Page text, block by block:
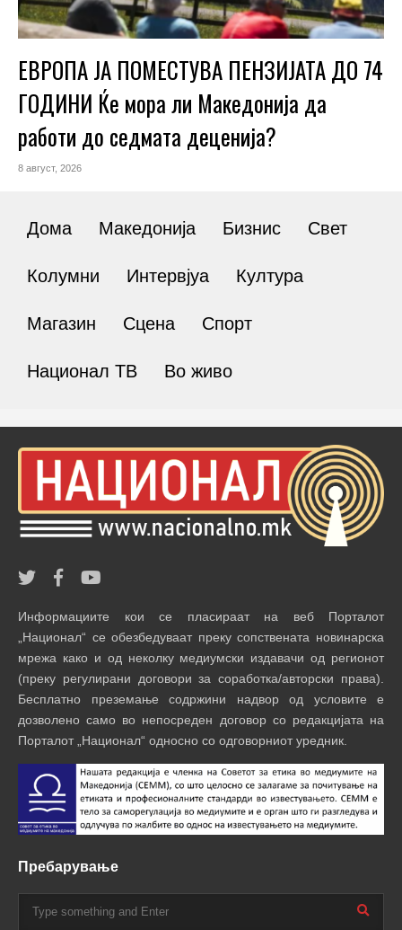
ЕВРОПА ЈА ПОМЕСТУВА ПЕНЗИЈАТА ДО 74
ГОДИНИ Ќе мора ли Македонија да
работи до седмата деценија?
8 август, 2026
Дома Македонија Бизнис Свет
Колумни Интервјуа Култура
Магазин Сцена Спорт
Национал ТВ Во живо
Информациите кои се пласираат на веб Порталот
„Национал“ се обезбедуваат преку сопствената новинарска
мрежа како и од неколку медиумски издавачи од регионот
(преку регулирани договори за соработка/авторски права).
Бесплатно преземање содржини надвор од условите е
дозволено само во непосреден договор со редакцијата на
Порталот „Национал“ односно со одговорниот уредник.
Пребарување